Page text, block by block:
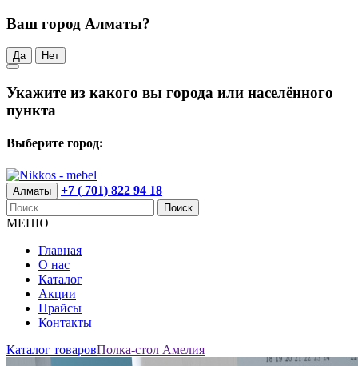
Ваш город Алматы?
Да Нет
Укажите из какого вы города или населённого
пункта
Выберите город:
Алматы +7 ( 701) 822 94 18
Поиск
МЕНЮ
Главная
О нас
Каталог
Акции
Прайсы
Контакты
Каталог товаровПолка-стол Амелия